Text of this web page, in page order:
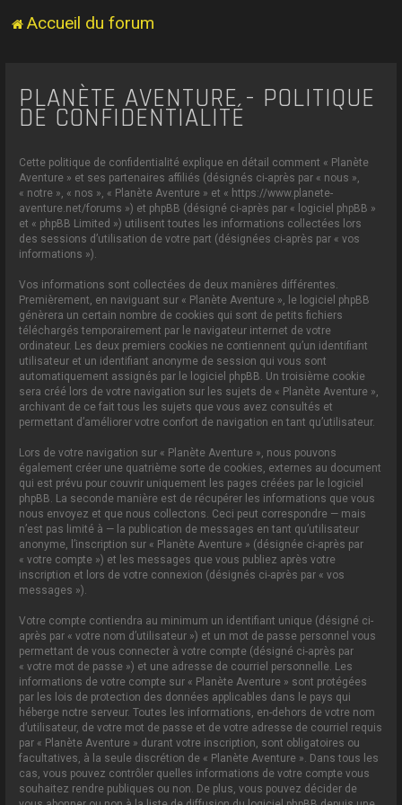
Accueil du forum
PLANÈTE AVENTURE - POLITIQUE
DE CONFIDENTIALITÉ
Cette politique de confidentialité explique en détail comment « Planète
Aventure » et ses partenaires affiliés (désignés ci-après par « nous »,
« notre », « nos », « Planète Aventure » et « https://www.planete-
aventure.net/forums ») et phpBB (désigné ci-après par « logiciel phpBB »
et « phpBB Limited ») utilisent toutes les informations collectées lors
des sessions d’utilisation de votre part (désignées ci-après par « vos
informations »).
Vos informations sont collectées de deux manières différentes.
Premièrement, en naviguant sur « Planète Aventure », le logiciel phpBB
génèrera un certain nombre de cookies qui sont de petits fichiers
téléchargés temporairement par le navigateur internet de votre
ordinateur. Les deux premiers cookies ne contiennent qu’un identifiant
utilisateur et un identifiant anonyme de session qui vous sont
automatiquement assignés par le logiciel phpBB. Un troisième cookie
sera créé lors de votre navigation sur les sujets de « Planète Aventure »,
archivant de ce fait tous les sujets que vous avez consultés et
permettant d’améliorer votre confort de navigation en tant qu’utilisateur.
Lors de votre navigation sur « Planète Aventure », nous pouvons
également créer une quatrième sorte de cookies, externes au document
qui est prévu pour couvrir uniquement les pages créées par le logiciel
phpBB. La seconde manière est de récupérer les informations que vous
nous envoyez et que nous collectons. Ceci peut correspondre — mais
n’est pas limité à — la publication de messages en tant qu’utilisateur
anonyme, l’inscription sur « Planète Aventure » (désignée ci-après par
« votre compte ») et les messages que vous publiez après votre
inscription et lors de votre connexion (désignés ci-après par « vos
messages »).
Votre compte contiendra au minimum un identifiant unique (désigné ci-
après par « votre nom d’utilisateur ») et un mot de passe personnel vous
permettant de vous connecter à votre compte (désigné ci-après par
« votre mot de passe ») et une adresse de courriel personnelle. Les
informations de votre compte sur « Planète Aventure » sont protégées
par les lois de protection des données applicables dans le pays qui
héberge notre serveur. Toutes les informations, en-dehors de votre nom
d’utilisateur, de votre mot de passe et de votre adresse de courriel requis
par « Planète Aventure » durant votre inscription, sont obligatoires ou
facultatives, à la seule discrétion de « Planète Aventure ». Dans tous les
cas, vous pouvez contrôler quelles informations de votre compte vous
souhaitez rendre publiques ou non. De plus, vous pouvez décider de